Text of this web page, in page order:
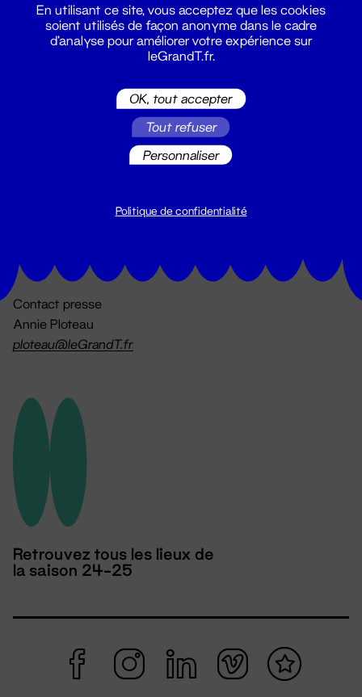
billetterie@leGrandT.fr
Contact presse
Annie Ploteau
ploteau@leGrandT.fr
Retrouvez tous les lieux de
la saison 24-25
En utilisant ce site, vous acceptez que les cookies
soient utilisés de façon anonyme dans le cadre
d'analyse pour améliorer votre expérience sur
leGrandT.fr.
OK, tout accepter
Tout refuser
Personnaliser
Politique de confidentialité